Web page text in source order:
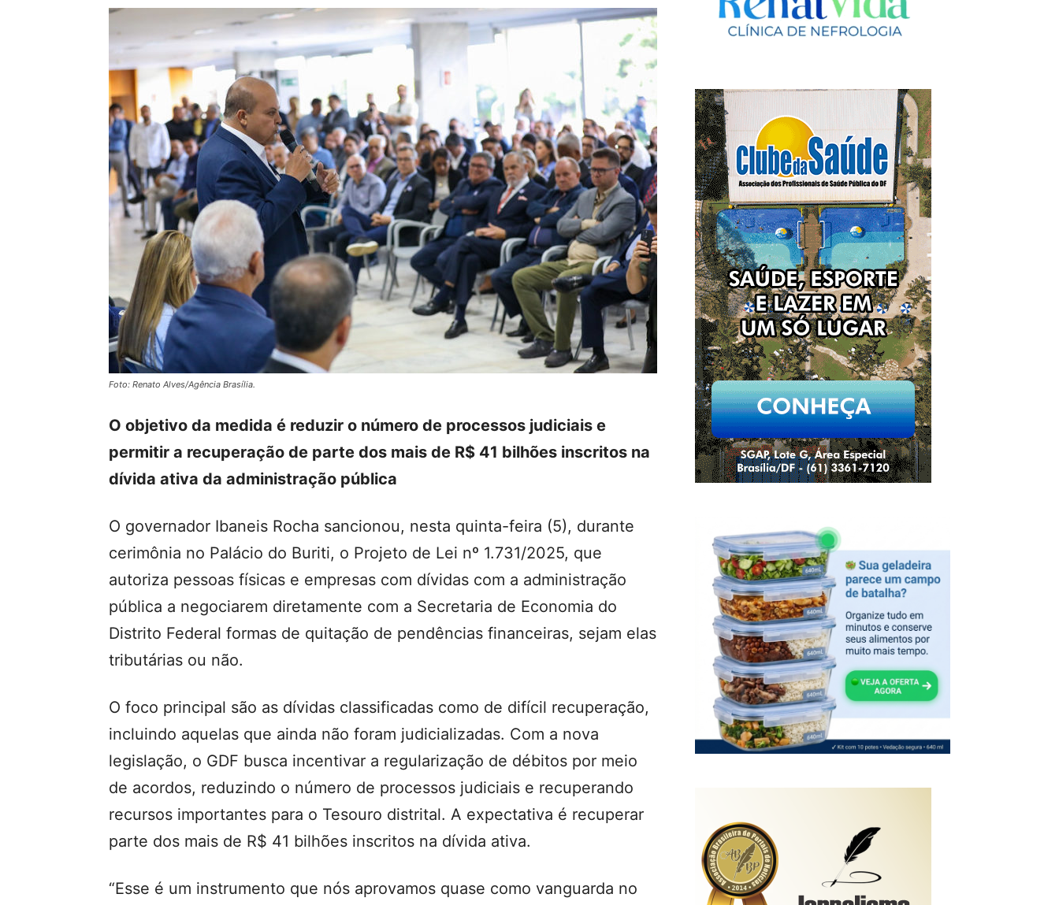
Foto: Renato Alves/Agência Brasília.
O objetivo da medida é reduzir o número de processos judiciais e
permitir a recuperação de parte dos mais de R$ 41 bilhões inscritos na
dívida ativa da administração pública
O governador Ibaneis Rocha sancionou, nesta quinta-feira (5), durante
cerimônia no Palácio do Buriti, o Projeto de Lei nº 1.731/2025, que
autoriza pessoas físicas e empresas com dívidas com a administração
pública a negociarem diretamente com a Secretaria de Economia do
Distrito Federal formas de quitação de pendências financeiras, sejam elas
tributárias ou não.
O foco principal são as dívidas classificadas como de difícil recuperação,
incluindo aquelas que ainda não foram judicializadas. Com a nova
legislação, o GDF busca incentivar a regularização de débitos por meio
de acordos, reduzindo o número de processos judiciais e recuperando
recursos importantes para o Tesouro distrital. A expectativa é recuperar
parte dos mais de R$ 41 bilhões inscritos na dívida ativa.
“Esse é um instrumento que nós aprovamos quase como vanguarda no